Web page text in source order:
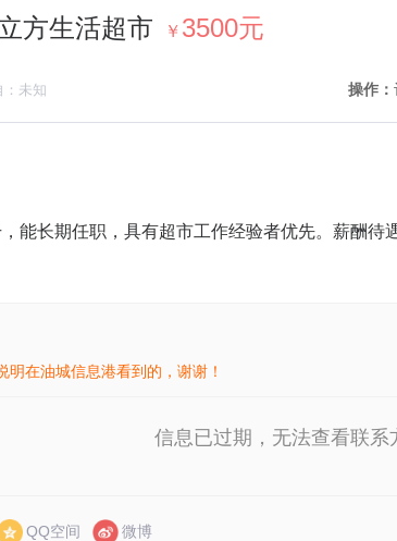
方生活超市 ￥ 3500元
：未知 操作：
能长期任职，具有超市工作经验者优先。薪酬待
明在油城信息港看到的，谢谢！
信息已过期，无法查看联系
QQ空间 微博